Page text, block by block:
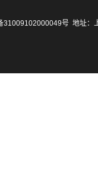
31009102000049号 地址：